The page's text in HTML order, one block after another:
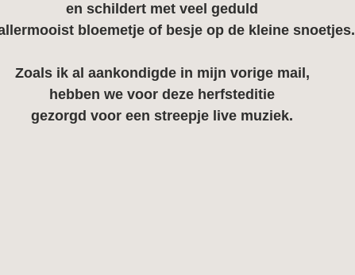
en schildert met veel geduld
bloemetje of besje op de kleine snoetjes.
Zoals ik al aankondigde in mijn vorige mail,
hebben we voor deze herfsteditie
gezorgd voor een streepje live muziek.